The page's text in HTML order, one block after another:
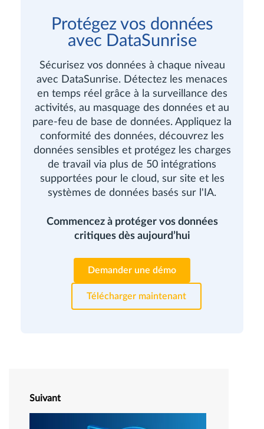
Protégez vos données
avec DataSunrise
Sécurisez vos données à chaque niveau
avec DataSunrise. Détectez les menaces
en temps réel grâce à la surveillance des
activités, au masquage des données et au
pare-feu de base de données. Appliquez la
conformité des données, découvrez les
données sensibles et protégez les charges
de travail via plus de 50 intégrations
supportées pour le cloud, sur site et les
systèmes de données basés sur l'IA.
Commencez à protéger vos données
critiques dès aujourd’hui
Demander une démo
Télécharger maintenant
Suivant